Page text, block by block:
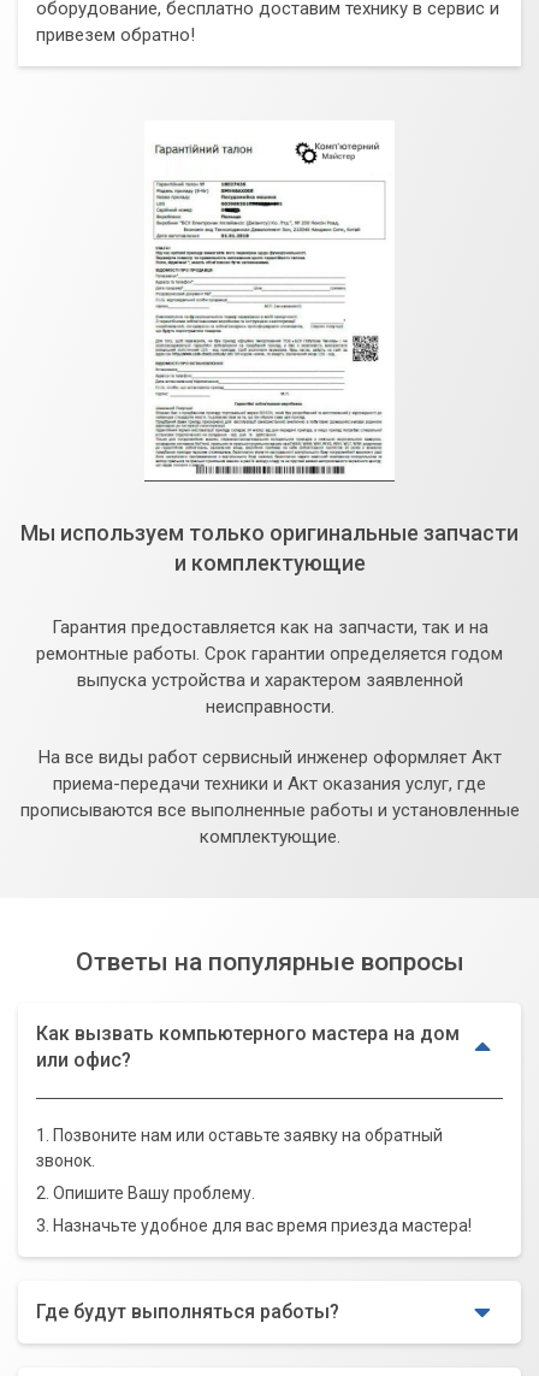
оборудование, бесплатно доставим технику в сервис и
привезем обратно!
Мы используем только оригинальные запчасти
и комплектующие
Гарантия предоставляется как на запчасти, так и на
ремонтные работы. Срок гарантии определяется годом
выпуска устройства и характером заявленной
неисправности.
На все виды работ сервисный инженер оформляет Акт
приема-передачи техники и Акт оказания услуг, где
прописываются все выполненные работы и установленные
комплектующие.
Ответы на популярные вопросы
Как вызвать компьютерного мастера на дом
или офис?
1. Позвоните нам или оставьте заявку на обратный
звонок.
2. Опишите Вашу проблему.
3. Назначьте удобное для вас время приезда мастера!
Где будут выполняться работы?